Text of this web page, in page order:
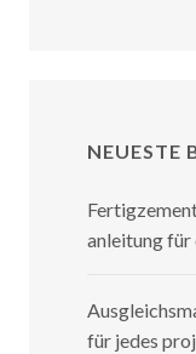
NEUESTE
anleitung für
für jedes